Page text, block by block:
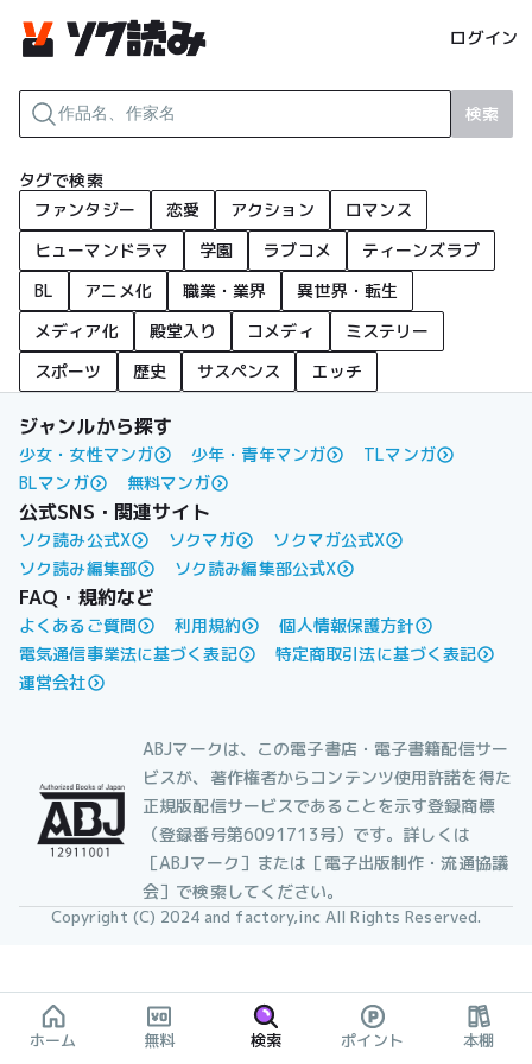
ログイン
検索
タグで検索
ファンタジー
恋愛 アクション
ロマンス
ヒューマンドラマ
学園 ラブコメ
ティーンズラブ
BL
アニメ化 職業・業界
異世界・転生
メディア化
殿堂入り コメディ
ミステリー
スポーツ
歴史 サスペンス エッチ
ジャンルから探す
少女・女性マンガ 少年・青年マンガ
TLマンガ
BLマンガ
無料マンガ
公式SNS・関連サイト
ソク読み公式X ソクマガ
ソクマガ公式X
ソク読み編集部
ソク読み編集部公式X
FAQ・規約など
よくあるご質問 利用規約
個人情報保護方針
電気通信事業法に基づく表記
特定商取引法に基づく表記
運営会社
ABJマークは、この電子書店・電子書籍配信サー
ビスが、著作権者からコンテンツ使用許諾を得た
正規版配信サービスであることを示す登録商標
（登録番号第6091713号）です。詳しくは
［ABJマーク］または［電子出版制作・流通協議
会］で検索してください。
Copyright (C) 2024 and factory,inc All Rights Reserved.
ホーム 無料 検索 ポイント 本棚